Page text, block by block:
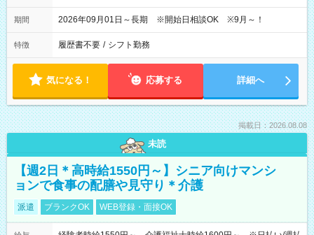
期間 2026年09月01日～長期 ※開始日相談OK ※9月～！
特徴 履歴書不要 / シフト勤務
気になる！ 応募する 詳細へ
掲載日：2026.08.08
未読
【週2日＊高時給1550円～】シニア向けマンシ
ョンで食事の配膳や見守り＊介護
派遣 ブランクOK WEB登録・面接OK